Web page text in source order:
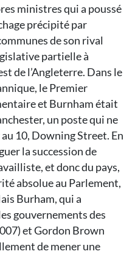
ministres qui a poussé
précipité par
de son rival
partielle à
de l’Angleterre. Dans le
le Premier
et Burnham était
un poste qui ne
10, Downing Street. En
la succession de
et donc du pays,
absolue au Parlement,
Burham, qui a
gouvernements des
et Gordon Brown
de mener une